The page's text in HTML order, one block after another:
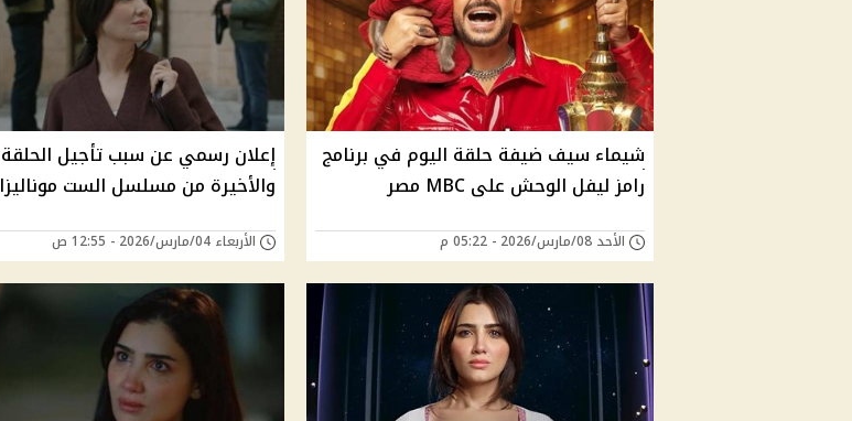
شيماء سيف ضيفة حلقة اليوم في برنامج
رامز ليفل الوحش على MBC مصر
الأحد 08/مارس/2026 - 05:22 م
والأخيرة من مسلسل الست موناليزا
الأربعاء 04/مارس/2026 - 12:55 ص